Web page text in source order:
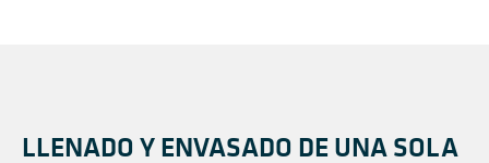
LLENADO Y ENVASADO DE UNA SOLA